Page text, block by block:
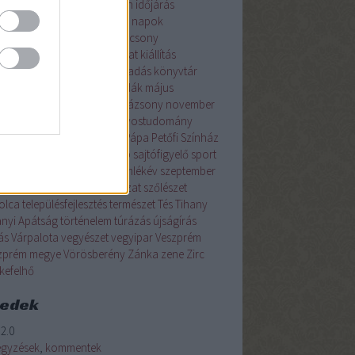
I. István időjárás
irodalom
jeles napok
karácsony
kézirat kiállítás
könyvajánló könyvkiadás könyvtár
legendák május
Nagyvázsony november
orvostudomány
Pannon Egyetem Pápa Petőfi Színház
Révfülöp sajtófigyelő sport
Szent István emlékév szeptember
szobrászat szőlészet
településfejlesztéstermészetTésTihany
Apátságtörténelem túrázás újságírás
Várpalota vegyészetvegyiparVeszprém
megyeVörösberény Zánka zene Zirc
, kommentek